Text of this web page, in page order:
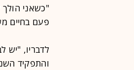
"כשאני הולך
פעם בחיים
לדבריו, "יש
והתפקיד